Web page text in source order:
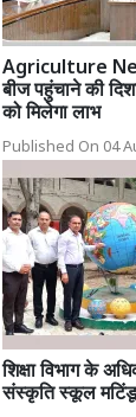
Agriculture
बीज पहुंचाने की
को मिलेगा लाभ
Published On 04
शिक्षा विभाग के
संस्कृति स्कूल मटिंडू